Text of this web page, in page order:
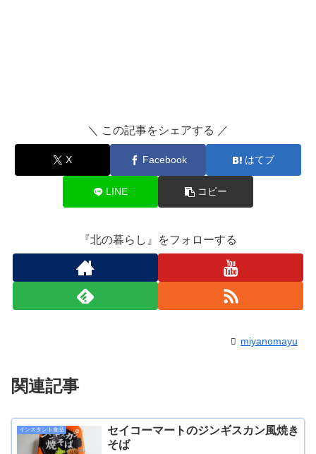
＼ この記事をシェアする ／
X Facebook はてブ
LINE コピー
『北の暮らし』をフォローする
miyanomayu
関連記事
インスタント食品
セイコーマートのジンギスカン風焼き
そば